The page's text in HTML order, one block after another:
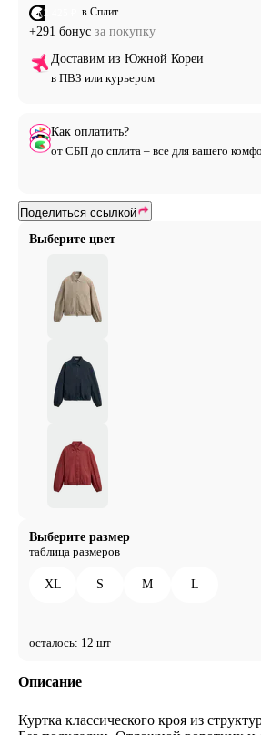
Выберите цвет
Выберите размер
таблица размеров
XL S M L
осталось: 12 шт
от 2 425 ₽ в Сплит
+291 бонус за покупку
Доставим из Южной Кореи
в ПВЗ или курьером
Как оплатить?
от СБП до сплита – все для вашего
Поделиться ссылкой
Описание
Куртка классического кроя из